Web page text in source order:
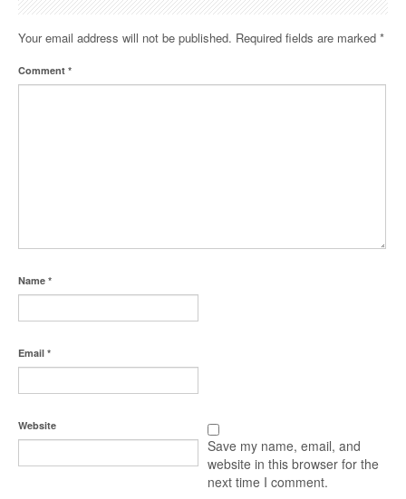
Your email address will not be published. Required fields are marked *
Comment *
Name *
Email *
Website
Save my name, email, and
website in this browser for the
next time I comment.